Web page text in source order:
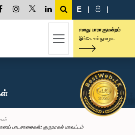
E | සි |
எனது பாராளுமன்றம்
இங்கே உள்நுழைக
பாடசாலைகள்: குருநாகல் மாவட்டம்